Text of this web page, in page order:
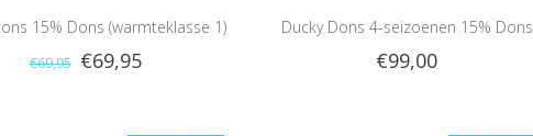
15% Dons (warmteklasse 1)
€69,95 €69,95
Ducky Dons 4-seizoenen 15% Dons
€99,00